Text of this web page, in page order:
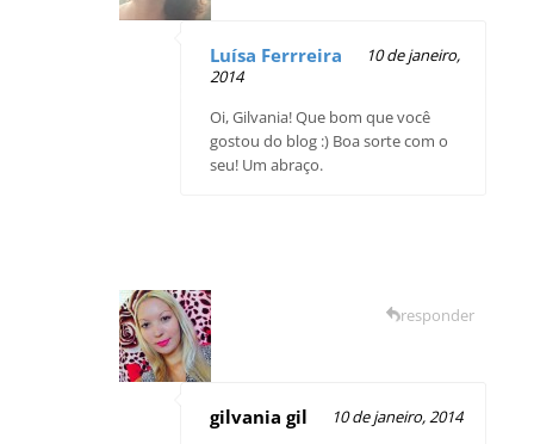
Luísa Ferrreira
10 de janeiro,
2014
Oi, Gilvania! Que bom que você
gostou do blog :) Boa sorte com o
seu! Um abraço.
gilvania gil
10 de janeiro, 2014
responder